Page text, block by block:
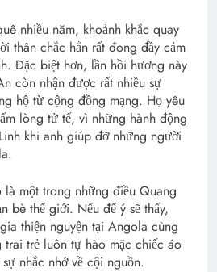
nhiều năm, khoảnh khắc quay
thân chắc hẳn rất đong đầy cảm
Đặc biệt hơn, lần hồi hương này
còn nhận được rất nhiều sự
hộ từ cộng đồng mạng. Họ yêu
lòng tử tế, vì những hành động
khi anh giúp đỡ những người
một trong những điều Quang
bè thế giới. Nếu để ý sẽ thấy,
thiện nguyện tại Angola cùng
trai trẻ luôn tự hào mặc chiếc áo
nhắc nhớ về cội nguồn.